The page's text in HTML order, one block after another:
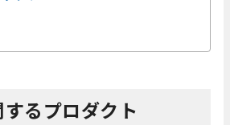
るプロダクト